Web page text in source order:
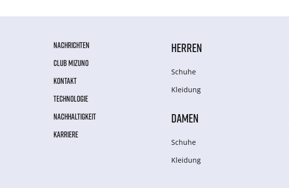
NACHRICHTEN
CLUB MIZUNO
KONTAKT
TECHNOLOGIE
NACHHALTIGKEIT
KARRIERE
HERREN
Schuhe
Kleidung
DAMEN
Schuhe
Kleidung